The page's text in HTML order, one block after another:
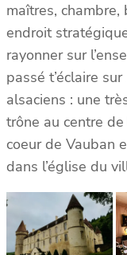
maîtres,
endroit
rayonner sur
passé t’éclaire
alsaciens : une
trône au centre
coeur de Vauban
dans l’église du